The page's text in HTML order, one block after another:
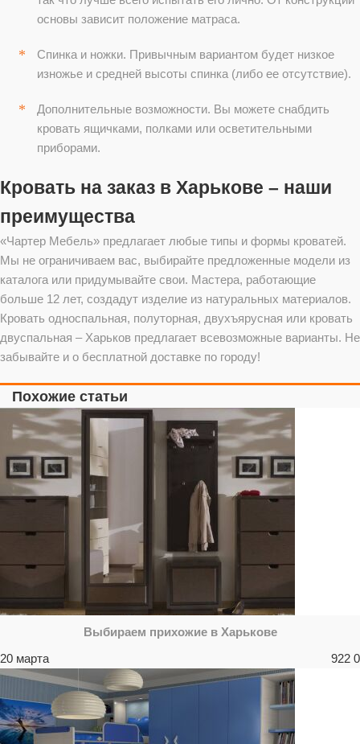
основы зависит положение матраса.
Спинка и ножки. Привычным вариантом будет низкое
изножье и средней высоты спинка (либо ее отсутствие).
Дополнительные возможности. Вы можете снабдить
кровать ящичками, полками или осветительными
приборами.
Кровать на заказ в Харькове – наши
преимущества
«Чартер Мебель» предлагает любые типы и формы кроватей.
Мы не ограничиваем вас, выбирайте предложенные модели из
каталога или придумывайте свои. Мастера, работающие
больше 12 лет, создадут изделие из натуральных материалов.
Кровать односпальная, полуторная, двухъярусная или кровать
двуспальная – Харьков предлагает всевозможные варианты. Не
забывайте и о бесплатной доставке по городу!
Похожие статьи
Выбираем прихожие в Харькове
20 марта
922 0